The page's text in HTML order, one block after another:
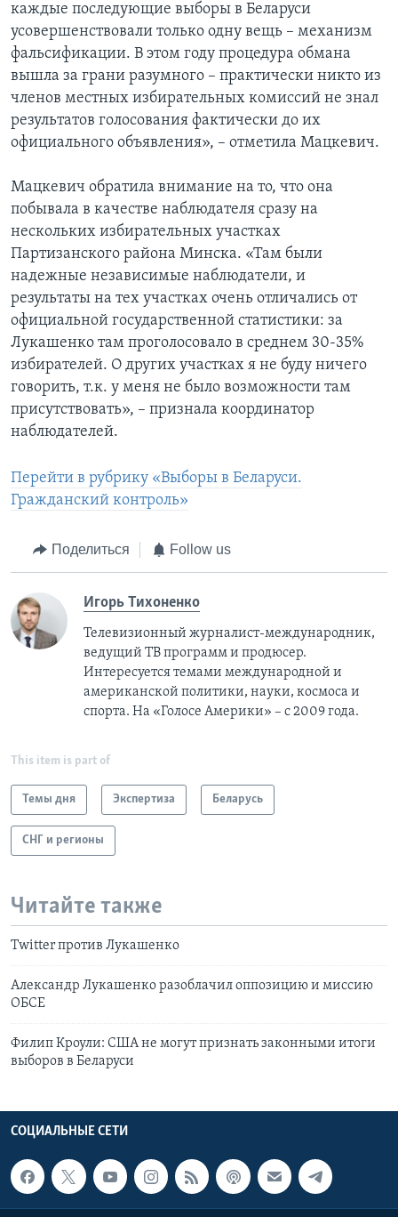
каждые последующие выборы в Беларуси
усовершенствовали только одну вещь – механизм
фальсификации. В этом году процедура обмана
вышла за грани разумного – практически никто из
членов местных избирательных комиссий не знал
результатов голосования фактически до их
официального объявления», – отметила Мацкевич.
Мацкевич обратила внимание на то, что она
побывала в качестве наблюдателя сразу на
нескольких избирательных участках
Партизанского района Минска. «Там были
надежные независимые наблюдатели, и
результаты на тех участках очень отличались от
официальной государственной статистики: за
Лукашенко там проголосовало в среднем 30-35%
избирателей. О других участках я не буду ничего
говорить, т.к. у меня не было возможности там
присутствовать», – признала координатор
наблюдателей.
Перейти в рубрику «Выборы в Беларуси.
Гражданский контроль»
Поделиться Follow us
Игорь Тихоненко
Телевизионный журналист-международник,
ведущий ТВ программ и продюсер.
Интересуется темами международной и
американской политики, науки, космоса и
спорта. На «Голосе Америки» – с 2009 года.
This item is part of
Темы дня Экспертиза Беларусь
СНГ и регионы
Читайте также
Twitter против Лукашенко
Александр Лукашенко разоблачил оппозицию и миссию
ОБСЕ
Филип Кроули: США не могут признать законными итоги
выборов в Беларуси
СОЦИАЛЬНЫЕ СЕТИ